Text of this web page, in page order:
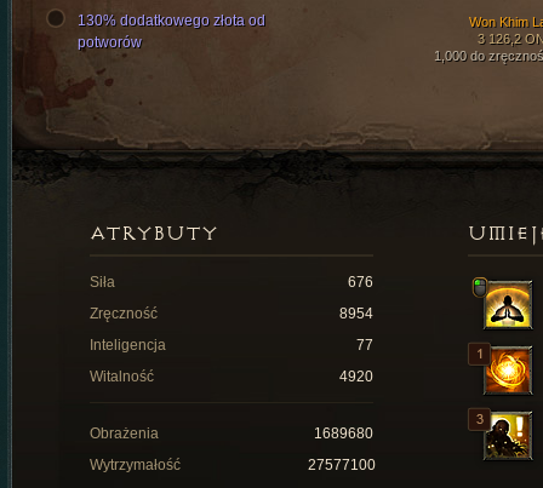
Won Khim
3 126,2
1,000 do
130% dodatkowego złota od
potworów
ATRYBUTY
Siła
676
Zręczność
8954
Inteligencja
77
Witalność
4920
Obrażenia
1689680
Wytrzymałość
27577100